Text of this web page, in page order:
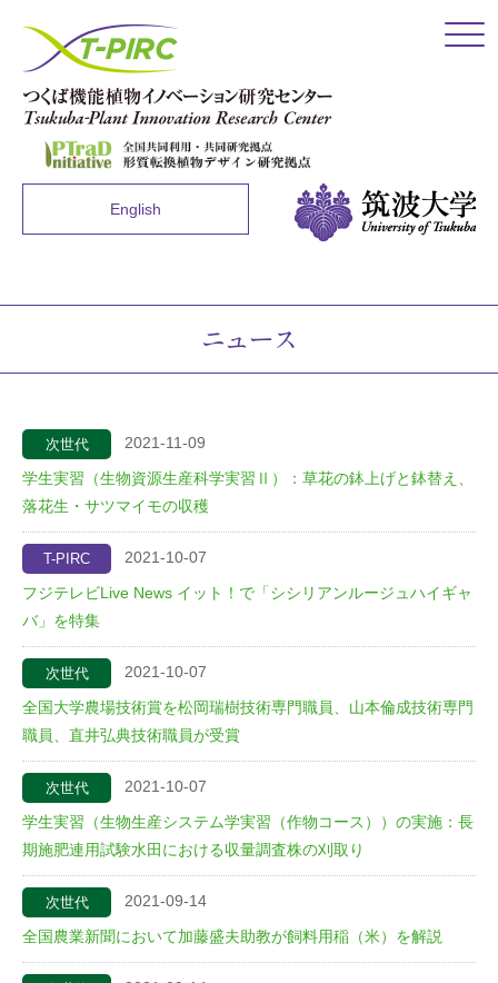
English
Click
ニュース
次世代
2021-11-09
学生実習（生物資源生産科学実習Ⅱ）：草花の鉢上げと鉢替え、
落花生・サツマイモの収穫
T-PIRC
2021-10-07
フジテレビLive News イット！で「シシリアンルージュハイギャ
バ」を特集
次世代
2021-10-07
全国大学農場技術賞を松岡瑞樹技術専門職員、山本倫成技術専門
職員、直井弘典技術職員が受賞
次世代
2021-10-07
学生実習（生物生産システム学実習（作物コース））の実施：長
期施肥連用試験水田における収量調査株の刈取り
次世代
2021-09-14
全国農業新聞において加藤盛夫助教が飼料用稲（米）を解説